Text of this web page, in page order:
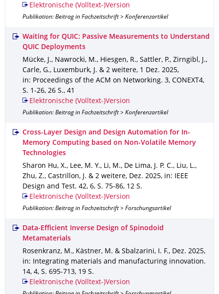
Elektronische (Volltext-)Version
Publikation: Beitrag in Fachzeitschrift > Konferenzartikel
Waiting for QUIC: Passive Measurements to Understand
QUIC Deployments
Mücke, J., Nawrocki, M., Hiesgen, R., Sattler, P., Zirngibl, J.,
Carle, G., Luxemburk, J. & 2 weitere, 1 Dez. 2025,
in: Proceedings of the ACM on Networking. 3, CONEXT4,
S. 1-26, 26 S., 41
Elektronische (Volltext-)Version
Publikation: Beitrag in Fachzeitschrift > Konferenzartikel
Cross-Layer Design and Design Automation for In-
Memory Computing based on Non-Volatile Memory
Technologies
Sharon Hu, X., Lee, M. Y., Li, M., De Lima, J. P. C., Liu, L.,
Zhu, Z., Castrillon, J. & 2 weitere, Dez. 2025, in: IEEE
Design and Test. 42, 6, S. 75-86, 12 S.
Elektronische (Volltext-)Version
Publikation: Beitrag in Fachzeitschrift > Forschungsartikel
Data-Efficient Inverse Design of Spinodoid
Metamaterials
Rosenkranz, M., Kästner, M. & Sbalzarini, I. F., Dez. 2025,
in: Integrating materials and manufacturing innovation.
14, 4, S. 695-713, 19 S.
Elektronische (Volltext-)Version